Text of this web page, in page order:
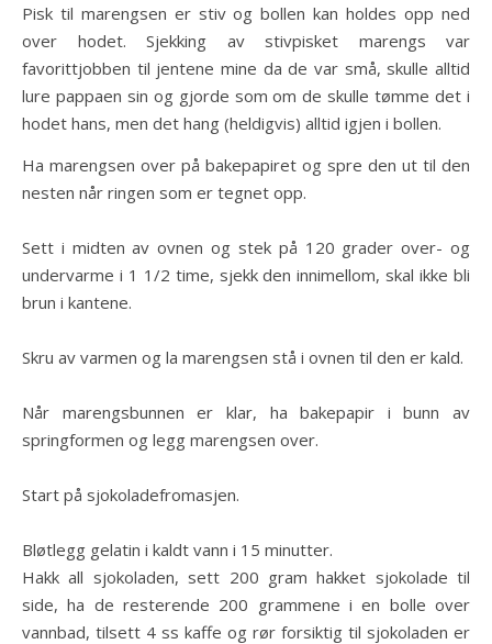
Pisk til marengsen er stiv og bollen kan holdes opp ned
over hodet. Sjekking av stivpisket marengs var
favorittjobben til jentene mine da de var små, skulle alltid
lure pappaen sin og gjorde som om de skulle tømme det i
hodet hans, men det hang (heldigvis) alltid igjen i bollen.
Ha marengsen over på bakepapiret og spre den ut til den
nesten når ringen som er tegnet opp.
Sett i midten av ovnen og stek på 120 grader over- og
undervarme i 1 1/2 time, sjekk den innimellom, skal ikke bli
brun i kantene.
Skru av varmen og la marengsen stå i ovnen til den er kald.
Når marengsbunnen er klar, ha bakepapir i bunn av
springformen og legg marengsen over.
Start på sjokoladefromasjen.
Bløtlegg gelatin i kaldt vann i 15 minutter.
Hakk all sjokoladen, sett 200 gram hakket sjokolade til
side, ha de resterende 200 grammene i en bolle over
vannbad, tilsett 4 ss kaffe og rør forsiktig til sjokoladen er